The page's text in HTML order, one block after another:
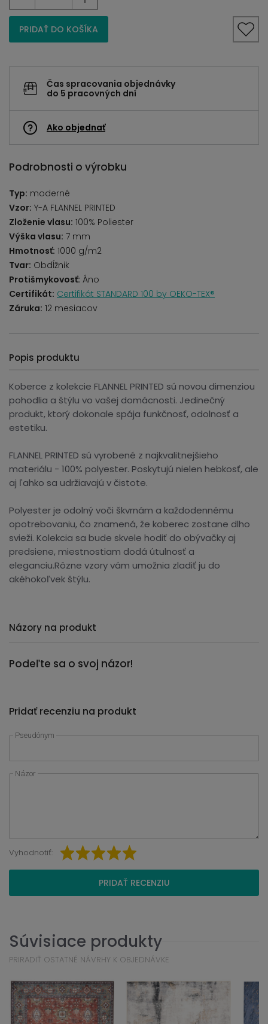
PRIDAŤ DO KOŠÍKA
Čas spracovania objednávky
do 5 pracovných dní
Ako objednať
Podrobnosti o výrobku
Typ: moderné
Vzor: Y-A FLANNEL PRINTED
Zloženie vlasu: 100% Poliester
Výška vlasu: 7 mm
Hmotnosť: 1000 g/m2
Tvar: Obdĺžnik
Protišmykovosť: Áno
Certifikát: Certifikát STANDARD 100 by OEKO-TEX®
Záruka: 12 mesiacov
Popis produktu
Koberce z kolekcie FLANNEL PRINTED sú novou dimenziou
pohodlia a štýlu vo vašej domácnosti. Jedinečný
produkt, ktorý dokonale spája funkčnosť, odolnosť a
estetiku.
FLANNEL PRINTED sú vyrobené z najkvalitnejšieho
materiálu - 100% polyester. Poskytujú nielen hebkosť, ale
aj ľahko sa udržiavajú v čistote.
Polyester je odolný voči škvrnám a každodennému
opotrebovaniu, čo znamená, že koberec zostane dlho
svieži. Kolekcia sa bude skvele hodiť do obývačky aj
predsiene, miestnostiam dodá útulnosť a
eleganciu.Rôzne vzory vám umožnia zladiť ju do
akéhokoľvek štýlu.
Názory na produkt
Podeľte sa o svoj názor!
Pridať recenziu na produkt
Pseudónym
Názor
Vyhodnotiť:
PRIDAŤ RECENZIU
Súvisiace produkty
PRIRADIŤ OSTATNÉ NÁVRHY K OBJEDNÁVKE